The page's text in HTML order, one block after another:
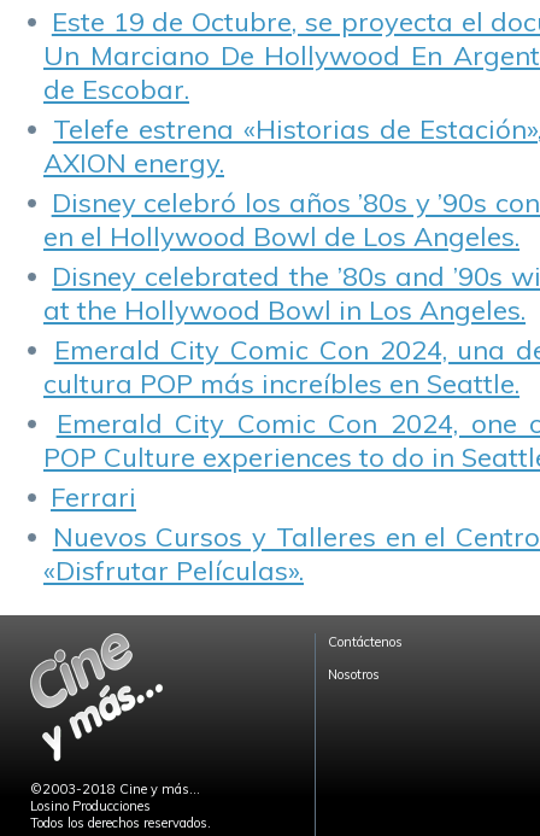
Este 19 de Octubre, se proyecta el
Un Marciano De Hollywood En
de Escobar.
Telefe estrena «Historias de
AXION energy.
Disney celebró los años ’80s y ’90s
en el Hollywood Bowl de Los Angeles.
Disney celebrated the ’80s and ’90s
at the Hollywood Bowl in Los Angeles.
Emerald City Comic Con 2024, una
cultura POP más increíbles en Seattle.
Emerald City Comic Con 2024,
POP Culture experiences to do in
Ferrari
Nuevos Cursos y Talleres en el
«Disfrutar Películas».
©2003-2018 Cine y más...
Losino Producciones
Todos los derechos reservados.
Contáctenos
Nosotros